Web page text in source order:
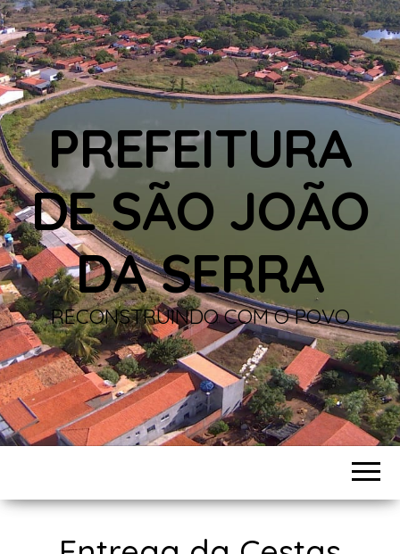
PREFEITURA
DE SÃO JOÃO
DA SERRA
RECONSTRUINDO COM O POVO